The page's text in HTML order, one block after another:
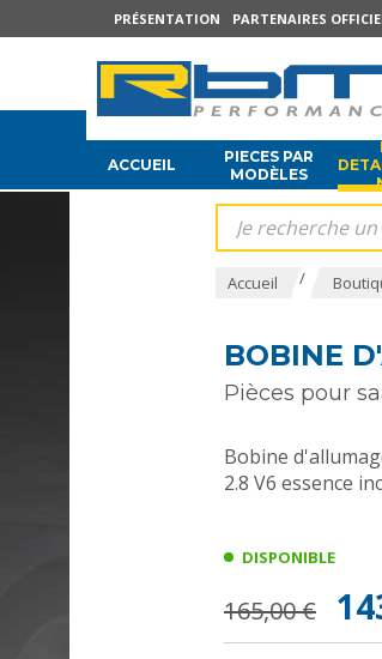
PRÉSENTATION PARTENAIRES
ACCUEIL
PIECES PAR
MODÈLES
Accueil /
BOBINE
Pièces pour
Bobine
2.8 V6 essence
DISPONIBLE
165,00 €